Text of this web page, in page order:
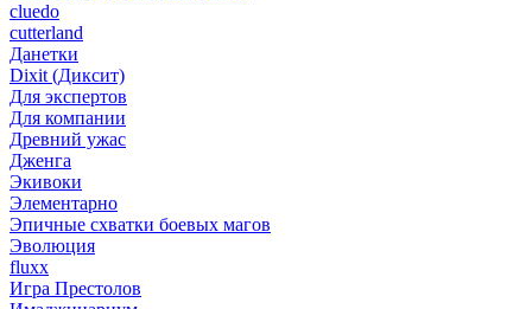
cluedo
cutterland
Данетки
Dixit (Диксит)
Для экспертов
Для компании
Древний ужас
Дженга
Экивоки
Элементарно
Эпичные схватки боевых магов
Эволюция
fluxx
Игра Престолов